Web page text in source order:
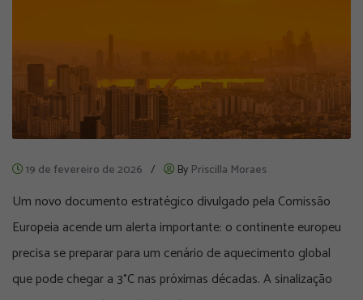
19 de fevereiro de 2026 / By Priscilla Moraes
Um novo documento estratégico divulgado pela Comissão
Europeia acende um alerta importante: o continente europeu
precisa se preparar para um cenário de aquecimento global
que pode chegar a 3°C nas próximas décadas. A sinalização